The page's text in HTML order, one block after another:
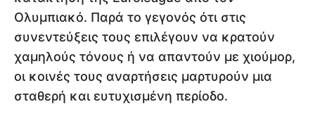
Ολυμπιακό. Παρά το γεγονός ότι στις
συνεντεύξεις τους επιλέγουν να κρατούν
χαμηλούς τόνους ή να απαντούν με χιούμορ,
οι κοινές τους αναρτήσεις μαρτυρούν μια
σταθερή και ευτυχισμένη περίοδο.